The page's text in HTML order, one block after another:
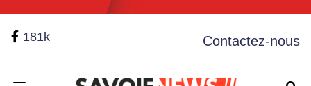
181k Contactez-nous